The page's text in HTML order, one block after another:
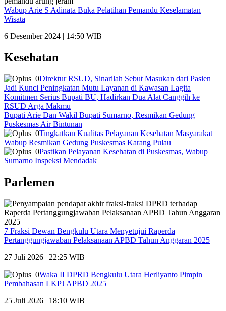
Wabup Arie S Adinata Buka Pelatihan Pemandu Keselamatan
Wisata
6 Desember 2024 | 14:50 WIB
Kesehatan
Direktur RSUD, Sinarilah Sebut Masukan dari Pasien
Jadi Kunci Peningkatan Mutu Layanan di Kawasan Lagita
Komitmen Serius Bupati BU, Hadirkan Dua Alat Canggih ke
RSUD Arga Makmu
Bupati Arie Dan Wakil Bupati Sumarno, Resmikan Gedung
Puskesmas Air Bintunan
Tingkatkan Kualitas Pelayanan Kesehatan Masyarakat
Wabup Resmikan Gedung Puskesmas Karang Pulau
Pastikan Pelayanan Kesehatan di Puskesmas, Wabup
Sumarno Inspeksi Mendadak
Parlemen
7 Fraksi Dewan Bengkulu Utara Menyetujui Raperda
Pertanggungjawaban Pelaksanaan APBD Tahun Anggaran 2025
27 Juli 2026 | 22:25 WIB
Waka II DPRD Bengkulu Utara Herliyanto Pimpin
Pembahasan LKPJ APBD 2025
25 Juli 2026 | 18:10 WIB